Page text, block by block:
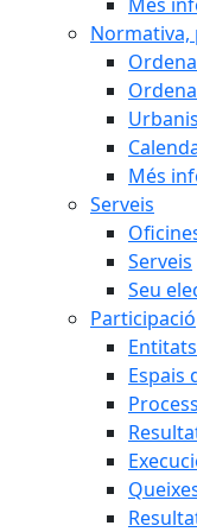
Normativa,
Més
Serveis
Serveis
Seu
Participació
Espais